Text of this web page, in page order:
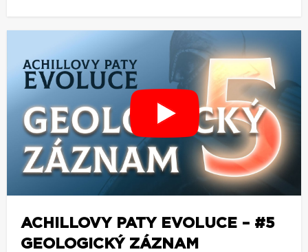
ACHILLOVY PATY EVOLUCE – #5
GEOLOGICKÝ ZÁZNAM